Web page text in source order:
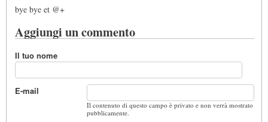
bye bye et @+
Aggiungi un commento
Il tuo nome
E-mail
Il contenuto di questo campo è privato e non verrà mostrato
pubblicamente.